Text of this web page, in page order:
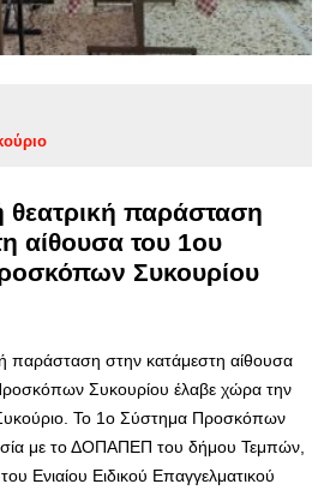
θεατρική παράσταση
αίθουσα του 1ου
Συκουρίου
παράσταση στην κατάμεστη αίθουσα
Συκουρίου έλαβε χώρα την
Το 1ο Σύστημα Προσκόπων
με το ΔΟΠΑΠΕΠ του δήμου Τεμπών,
Ενιαίου Ειδικού Επαγγελματικού